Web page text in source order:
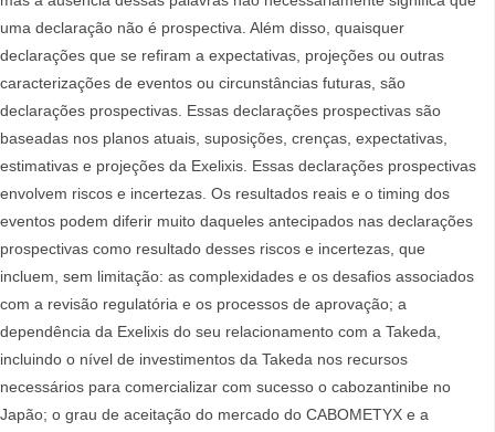
uma declaração não é prospectiva. Além disso, quaisquer
declarações que se refiram a expectativas, projeções ou outras
caracterizações de eventos ou circunstâncias futuras, são
declarações prospectivas. Essas declarações prospectivas são
baseadas nos planos atuais, suposições, crenças, expectativas,
estimativas e projeções da Exelixis. Essas declarações prospectivas
envolvem riscos e incertezas. Os resultados reais e o timing dos
eventos podem diferir muito daqueles antecipados nas declarações
prospectivas como resultado desses riscos e incertezas, que
incluem, sem limitação: as complexidades e os desafios associados
com a revisão regulatória e os processos de aprovação; a
dependência da Exelixis do seu relacionamento com a Takeda,
incluindo o nível de investimentos da Takeda nos recursos
necessários para comercializar com sucesso o cabozantinibe no
Japão; o grau de aceitação do mercado do CABOMETYX e a